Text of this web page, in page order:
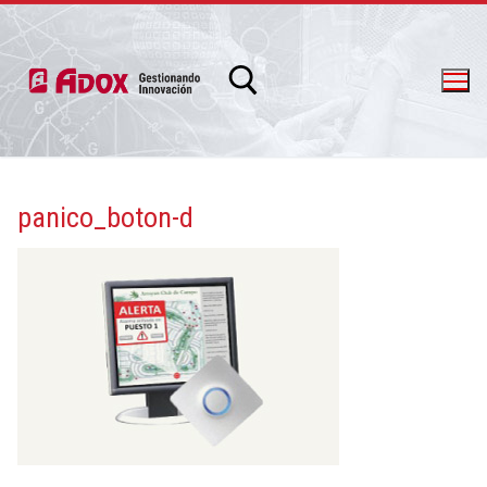
panico_boton-d